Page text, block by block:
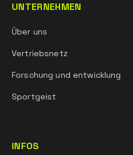
UNTERNEHMEN
Über uns
Vertriebsnetz
Forschung und entwicklung
Sportgeist
INFOS